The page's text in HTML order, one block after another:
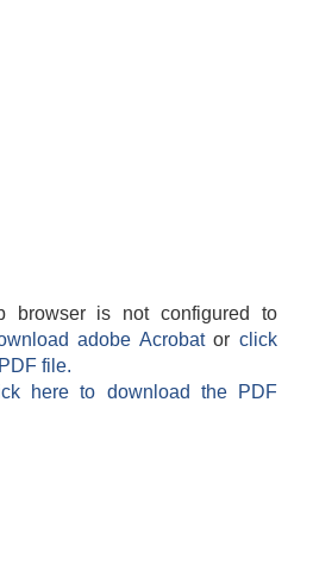
browser is not configured to
adobe Acrobatorclick
file.
here to download the PDF